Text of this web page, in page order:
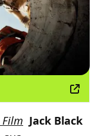
Jack Black